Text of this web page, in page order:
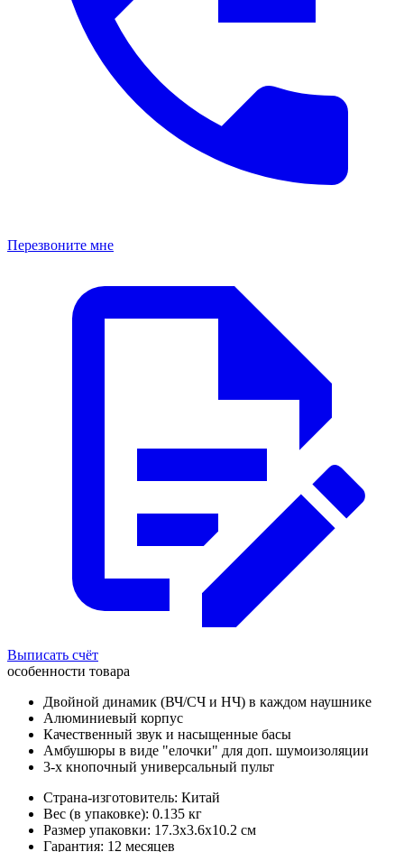
Перезвоните мне
Выписать счёт
особенности товара
Двойной динамик (ВЧ/СЧ и НЧ) в каждом наушнике
Алюминиевый корпус
Качественный звук и насыщенные басы
Амбушюры в виде "елочки" для доп. шумоизоляции
3-х кнопочный универсальный пульт
Страна-изготовитель: Китай
Вес (в упаковке): 0.135 кг
Размер упаковки: 17.3x3.6x10.2 см
Гарантия: 12 месяцев